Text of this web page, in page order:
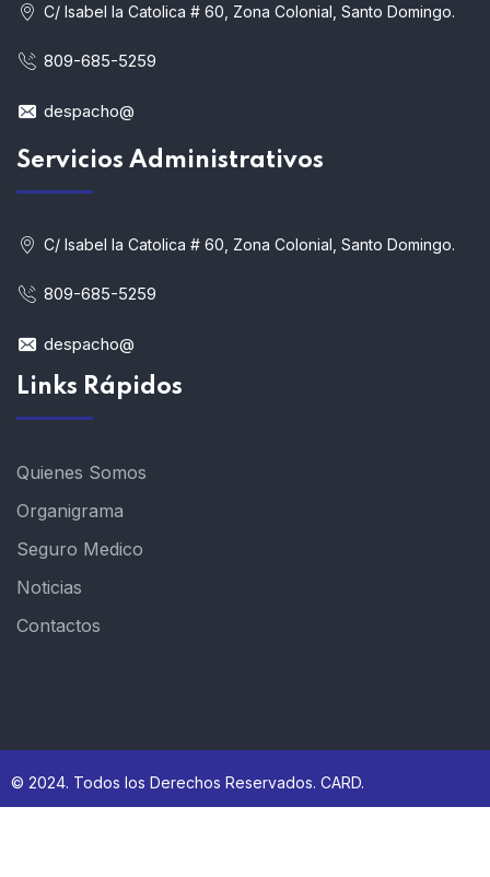
C/ Isabel la Catolica # 60, Zona Colonial, Santo Domingo.
809-685-5259
despacho@
Servicios Administrativos
C/ Isabel la Catolica # 60, Zona Colonial, Santo Domingo.
809-685-5259
despacho@
Links Rápidos
Quienes Somos
Organigrama
Seguro Medico
Noticias
Contactos
© 2024. Todos los Derechos Reservados. CARD.